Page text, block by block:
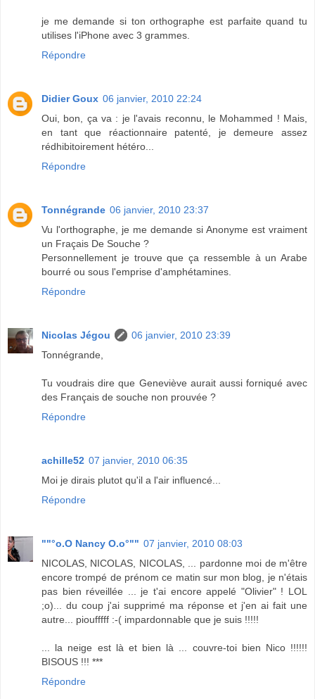
je me demande si ton orthographe est parfaite quand tu
utilises l'iPhone avec 3 grammes.
Répondre
Didier Goux 06 janvier, 2010 22:24
Oui, bon, ça va : je l'avais reconnu, le Mohammed ! Mais,
en tant que réactionnaire patenté, je demeure assez
rédhibitoirement hétéro...
Répondre
Tonnégrande 06 janvier, 2010 23:37
Vu l'orthographe, je me demande si Anonyme est vraiment
un Fraçais De Souche ?
Personnellement je trouve que ça ressemble à un Arabe
bourré ou sous l'emprise d'amphétamines.
Répondre
Nicolas Jégou
06 janvier, 2010 23:39
Tonnégrande,
Tu voudrais dire que Geneviève aurait aussi forniqué avec
des Français de souche non prouvée ?
Répondre
achille52 07 janvier, 2010 06:35
Moi je dirais plutot qu'il a l'air influencé...
Répondre
""°o.O Nancy O.o°"" 07 janvier, 2010 08:03
NICOLAS, NICOLAS, NICOLAS, ... pardonne moi de m'être
encore trompé de prénom ce matin sur mon blog, je n'étais
pas bien réveillée ... je t'ai encore appelé "Olivier" ! LOL
;o)... du coup j'ai supprimé ma réponse et j'en ai fait une
autre... pioufffff :-( impardonnable que je suis !!!!!
... la neige est là et bien là ... couvre-toi bien Nico !!!!!!
BISOUS !!! ***
Répondre